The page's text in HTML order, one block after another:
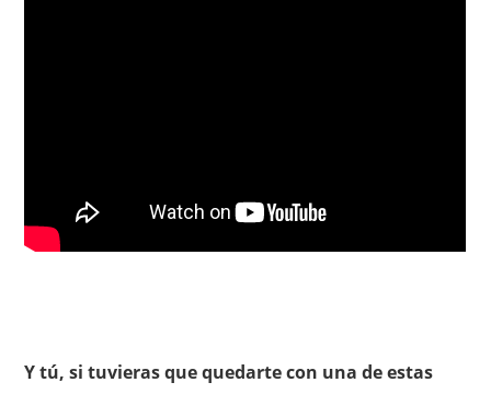
Y tú, si tuvieras que quedarte con una de estas